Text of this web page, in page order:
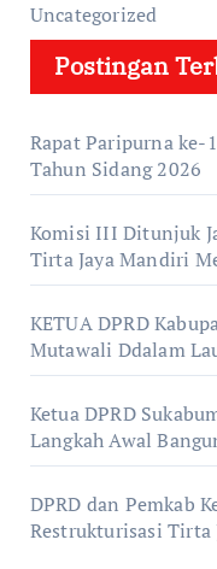
Uncategorized
Postingan
Rapat Paripurna ke-
Tahun Sidang 2026
Komisi III Ditunjuk
Tirta Jaya Mandiri
KETUA DPRD
Mutawali Ddalam
Ketua DPRD
Langkah Awal
DPRD dan Pemkab
Restrukturisasi Tirta